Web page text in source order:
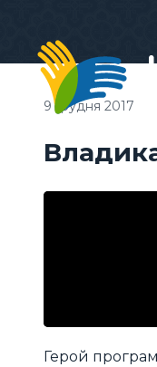
9 грудня 2017
Герой